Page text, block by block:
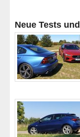
Neue Tests